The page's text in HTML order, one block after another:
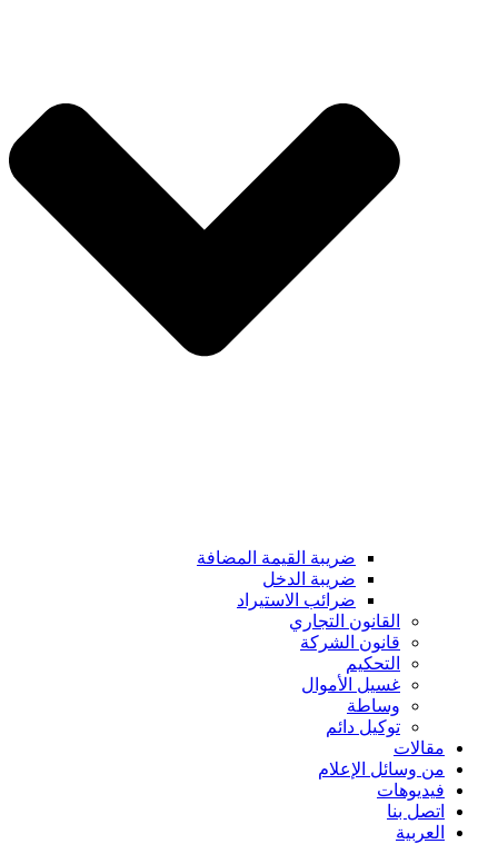
ضريبة القيمة المضافة
ضريبة الدخل
ضرائب الاستيراد
القانون التجاري
قانون الشركة
التحكيم
غسيل الأموال
وساطة
توكيل دائم
مقالات
من وسائل الإعلام
فيديوهات
اتصل بنا
العربية